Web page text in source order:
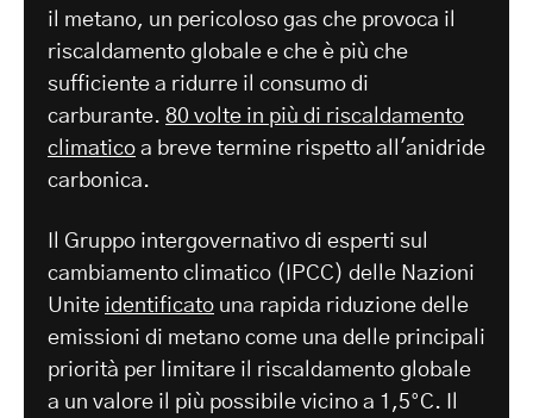
il metano, un pericoloso gas che provoca il
riscaldamento globale e che è più che
sufficiente a ridurre il consumo di
carburante. 80 volte in più di riscaldamento
climatico a breve termine rispetto all'anidride
carbonica.
Il Gruppo intergovernativo di esperti sul
cambiamento climatico (IPCC) delle Nazioni
Unite identificato una rapida riduzione delle
emissioni di metano come una delle principali
priorità per limitare il riscaldamento globale
a un valore il più possibile vicino a 1,5°C. Il